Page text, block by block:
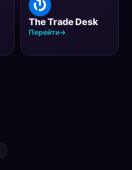
The Trade Desk
Перейти→